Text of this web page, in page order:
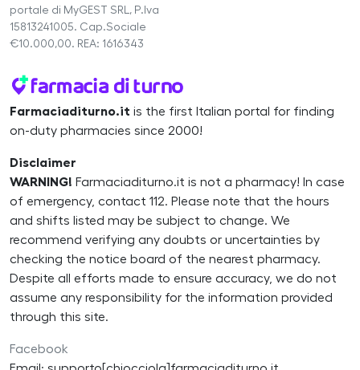
portale di MyGEST SRL, P.Iva
15813241005. Cap.Sociale
€10.000,00. REA: 1616343
Farmaciaditurno.it is the first Italian portal for finding
on-duty pharmacies since 2000!
Disclaimer
WARNING! Farmaciaditurno.it is not a pharmacy! In case
of emergency, contact 112. Please note that the hours
and shifts listed may be subject to change. We
recommend verifying any doubts or uncertainties by
checking the notice board of the nearest pharmacy.
Despite all efforts made to ensure accuracy, we do not
assume any responsibility for the information provided
through this site.
Facebook